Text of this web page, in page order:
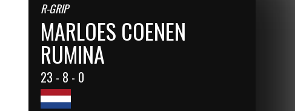
R-GRIP
MARLOES COENEN
RUMINA
23 - 8 - 0